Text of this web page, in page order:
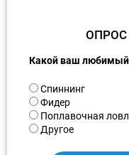
ОПРОС
Какой ваш любимый
В
а
р
и
Спиннинг
Фидер
Поплавочная
Другое